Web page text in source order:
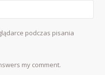
podczas pisania
my comment.